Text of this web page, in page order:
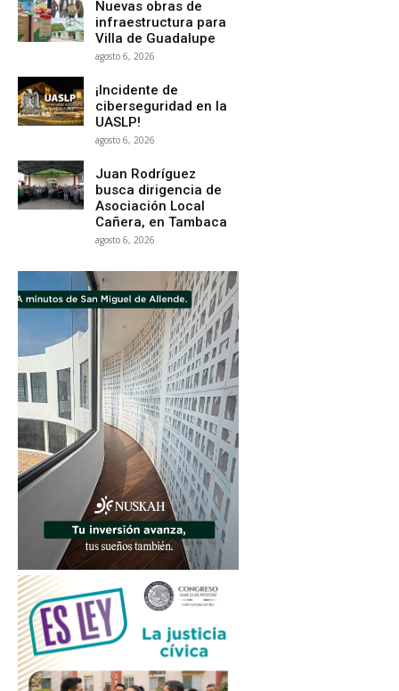
Nuevas obras de
infraestructura para
Villa de Guadalupe
agosto 6, 2026
¡Incidente de
ciberseguridad en la
UASLP!
agosto 6, 2026
Juan Rodríguez
busca dirigencia de
Asociación Local
Cañera, en Tambaca
agosto 6, 2026